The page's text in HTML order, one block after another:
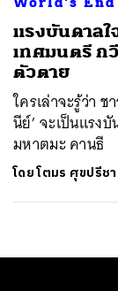
แรงบันดาลใ
เทศมนตรี ก
ตัวตาย
ใครเล่าจะรู้ว่า
นีย์’ จะเป็นแรง
มหาตมะ คานธี
โดยโตมร ศุขปรีชา